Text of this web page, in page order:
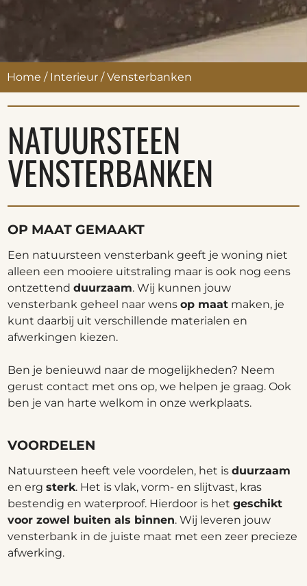
Home / Interieur /Vensterbanken
NATUURSTEEN
VENSTERBANKEN
OP MAAT GEMAAKT
Een natuursteen vensterbank geeft je woning niet
alleen een mooiere uitstraling maar is ook nog eens
ontzettend duurzaam. Wij kunnen jouw
vensterbank geheel naar wens op maat maken, je
kunt daarbij uit verschillende materialen en
afwerkingen kiezen.
Ben je benieuwd naar de mogelijkheden? Neem
gerust contact met ons op, we helpen je graag. Ook
ben je van harte welkom in onze werkplaats.
VOORDELEN
Natuursteen heeft vele voordelen, het is duurzaam
en erg sterk. Het is vlak, vorm- en slijtvast, kras
bestendig en waterproof. Hierdoor is het geschikt
voor zowel buiten als binnen. Wij leveren jouw
vensterbank in de juiste maat met een zeer precieze
afwerking.